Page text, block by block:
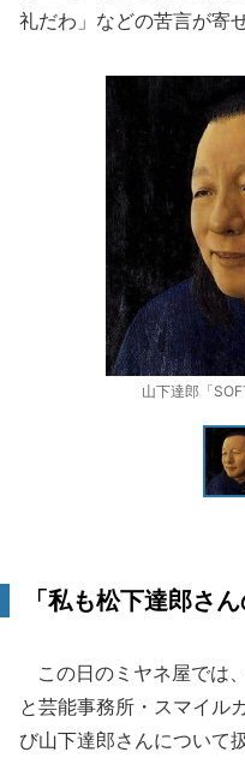
礼だわ」などの苦言が寄
山下達郎「
「私も松下達郎さ
この日のミヤネ屋では
と芸能事務所・スマイル
び山下達郎さんについて